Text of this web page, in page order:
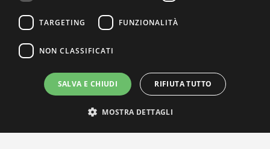
TARGETING FUNZIONALITÀ
NON CLASSIFICATI
SALVA E CHIUDI RIFIUTA TUTTO
MOSTRA DETTAGLI